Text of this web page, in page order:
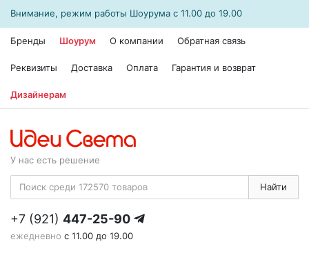
Внимание, режим работы Шоурума с 11.00 до 19.00
Бренды Шоурум О компании Обратная связь
Реквизиты Доставка Оплата Гарантия и возврат
Дизайнерам
У нас есть решение
Найти
+7 (921) 447-25-90
ежедневно с 11.00 до 19.00